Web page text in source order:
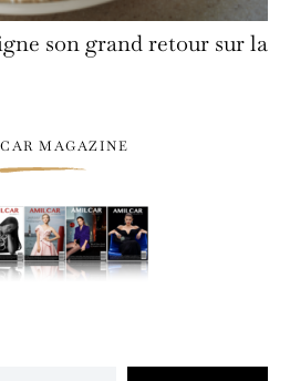
son grand retour sur la
MAGAZINE